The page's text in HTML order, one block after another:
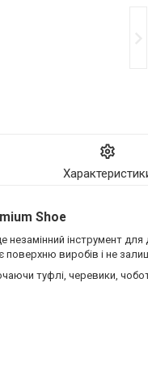
Shoe
інструмент
виробів і не
туфлі, черевики,